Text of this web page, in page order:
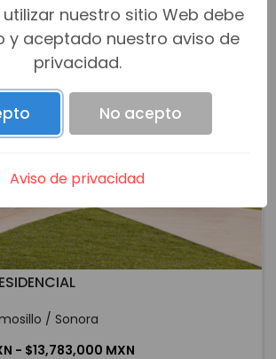
/ Sonora
- $13,783,000 MXN
nuestro sitio Web debe
y aceptado nuestro aviso de
privacidad.
No acepto
Aviso de privacidad